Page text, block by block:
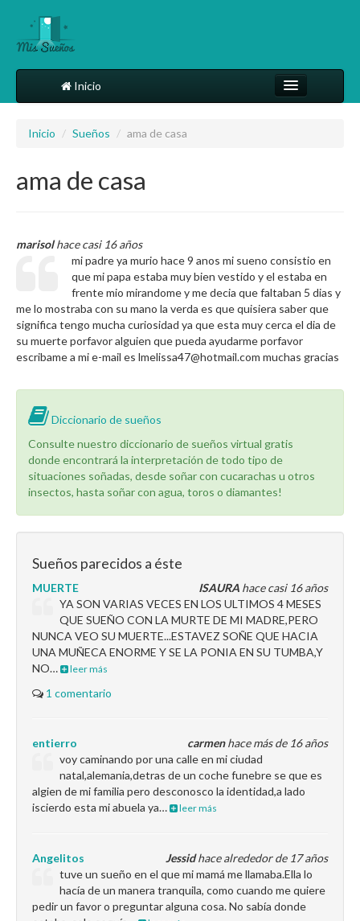
Inicio
Más
Inicio / Sueños / ama de casa
ama de casa
marisolhace casi 16 años
mi padre ya murio hace 9 anos mi sueno consistio en
que mi papa estaba muy bien vestido y el estaba en
frente mio mirandome y me decia que faltaban 5 dias y
me lo mostraba con su mano la verda es que quisiera saber que
significa tengo mucha curiosidad ya que esta muy cerca el dia de
su muerte porfavor alguien que pueda ayudarme porfavor
escribame a mi e-mail es lmelissa47@hotmail.com muchas gracias
Diccionario de sueños
Consulte nuestro diccionario de sueños virtual gratis
donde encontrará la interpretación de todo tipo de
situaciones soñadas, desde soñar con cucarachas u otros
insectos, hasta soñar con agua, toros o diamantes!
Sueños parecidos a éste
ISAURA hace casi 16 años
MUERTE
YA SON VARIAS VECES EN LOS ULTIMOS 4 MESES
QUE SUEÑO CON LA MURTE DE MI MADRE,PERO
NUNCA VEO SU MUERTE...ESTAVEZ SOÑE QUE HACIA
UNA MUÑECA ENORME Y SE LA PONIA EN SU TUMBA,Y
NO…
leer más
1 comentario
carmenhace más de 16 años
entierro
voy caminando por una calle en mi ciudad
natal,alemania,detras de un coche funebre se que es
algien de mi familia pero desconosco la identidad,a lado
iscierdo esta mi abuela ya…
leer más
Jessidhace alrededor de 17 años
Angelitos
tuve un sueño en el que mi mamá me llamaba.Ella lo
hacía de un manera tranquila, como cuando me quiere
pedir un favor o preguntar alguna cosa. No sabía donde